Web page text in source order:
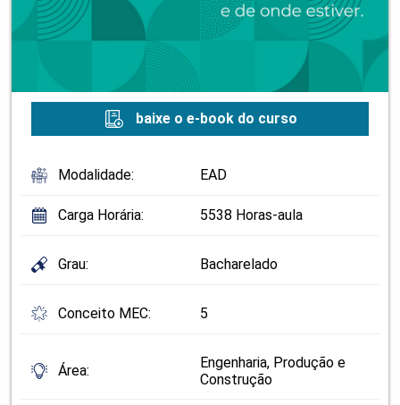
baixe o e-book do curso
Modalidade: EAD
Carga Horária: 5538 Horas-aula
Grau: Bacharelado
Conceito MEC: 5
Área:
Engenharia, Produção e
Construção